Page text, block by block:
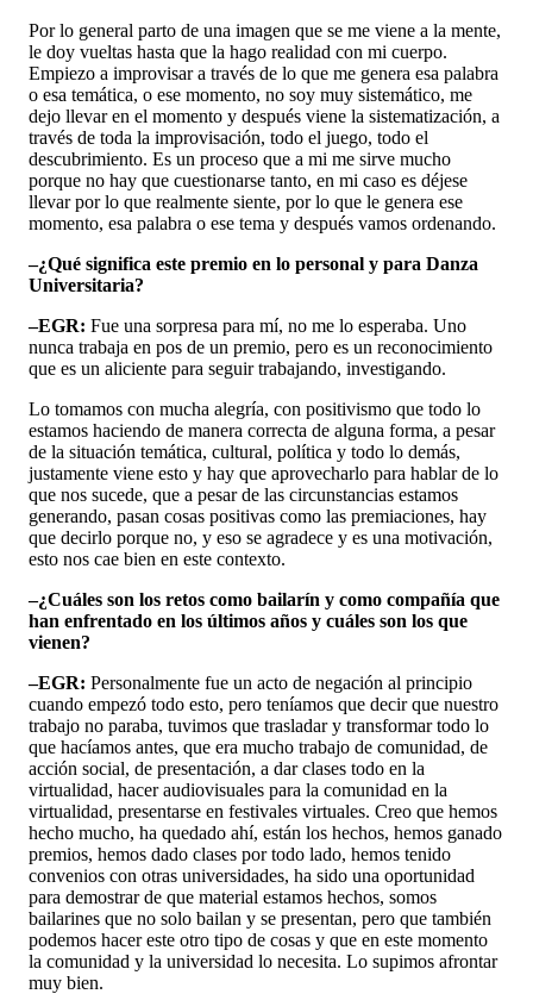
Por lo general parto de una imagen que se me viene a la mente,
le doy vueltas hasta que la hago realidad con mi cuerpo.
Empiezo a improvisar a través de lo que me genera esa palabra
o esa temática, o ese momento, no soy muy sistemático, me
dejo llevar en el momento y después viene la sistematización, a
través de toda la improvisación, todo el juego, todo el
descubrimiento. Es un proceso que a mi me sirve mucho
porque no hay que cuestionarse tanto, en mi caso es déjese
llevar por lo que realmente siente, por lo que le genera ese
momento, esa palabra o ese tema y después vamos ordenando.
–¿Qué significa este premio en lo personal y para Danza
Universitaria?
–EGR: Fue una sorpresa para mí, no me lo esperaba. Uno
nunca trabaja en pos de un premio, pero es un reconocimiento
que es un aliciente para seguir trabajando, investigando.
Lo tomamos con mucha alegría, con positivismo que todo lo
estamos haciendo de manera correcta de alguna forma, a pesar
de la situación temática, cultural, política y todo lo demás,
justamente viene esto y hay que aprovecharlo para hablar de lo
que nos sucede, que a pesar de las circunstancias estamos
generando, pasan cosas positivas como las premiaciones, hay
que decirlo porque no, y eso se agradece y es una motivación,
esto nos cae bien en este contexto.
–¿Cuáles son los retos como bailarín y como compañía que
han enfrentado en los últimos años y cuáles son los que
vienen?
–EGR: Personalmente fue un acto de negación al principio
cuando empezó todo esto, pero teníamos que decir que nuestro
trabajo no paraba, tuvimos que trasladar y transformar todo lo
que hacíamos antes, que era mucho trabajo de comunidad, de
acción social, de presentación, a dar clases todo en la
virtualidad, hacer audiovisuales para la comunidad en la
virtualidad, presentarse en festivales virtuales. Creo que hemos
hecho mucho, ha quedado ahí, están los hechos, hemos ganado
premios, hemos dado clases por todo lado, hemos tenido
convenios con otras universidades, ha sido una oportunidad
para demostrar de que material estamos hechos, somos
bailarines que no solo bailan y se presentan, pero que también
podemos hacer este otro tipo de cosas y que en este momento
la comunidad y la universidad lo necesita. Lo supimos afrontar
muy bien.